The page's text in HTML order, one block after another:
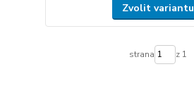
Zvolit variantu
strana z 1